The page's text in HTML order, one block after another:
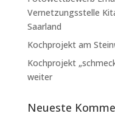
Vernetzungsstelle
Saarland
Kochprojekt am
Kochprojekt
weiter
Neueste